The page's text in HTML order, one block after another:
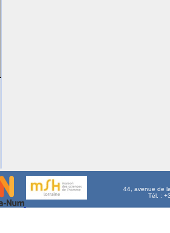
44, avenue de
Tél. :